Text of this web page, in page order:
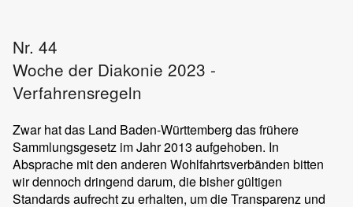
Nr. 44
Woche der Diakonie 2023 -
Verfahrensregeln
Zwar hat das Land Baden-Württemberg das frühere
Sammlungsgesetz im Jahr 2013 aufgehoben. In
Absprache mit den anderen Wohlfahrtsverbänden bitten
wir dennoch dringend darum, die bisher gültigen
Standards aufrecht zu erhalten, um die Transparenz und